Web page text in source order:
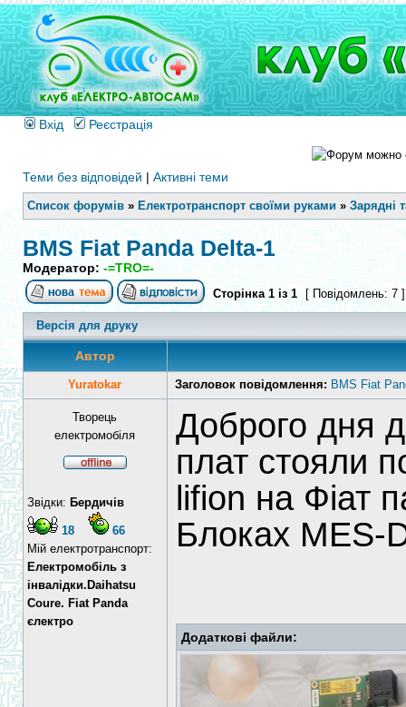
Вхід Реєстрація
Теми без відповідей | Активні теми
Список форумів » Електротранспорт своїми руками » Зарядні
BMS Fiat Panda Delta-1
Модератор:-=TRO=-
Сторінка 1із1 [ Повідомлень: 7
Версія для друку
Автор
Yuratokar Заголовок повідомлення: BMS Fiat
Творець
електромобіля
Звідки: Бердичів
18
66
Мій електротранспорт:
Електромобіль з
інвалідки.Daihatsu
Coure. Fiat Panda
єлектро
Доброго дня
плат стояли
lifion на Фіат
Блоках MES-
Додаткові файли: